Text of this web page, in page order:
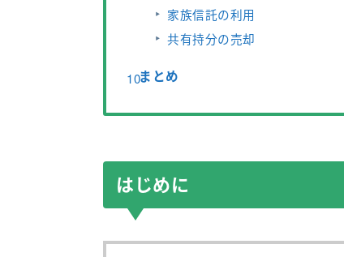
家族信託の利用
共有持分の売却
まとめ
はじめに